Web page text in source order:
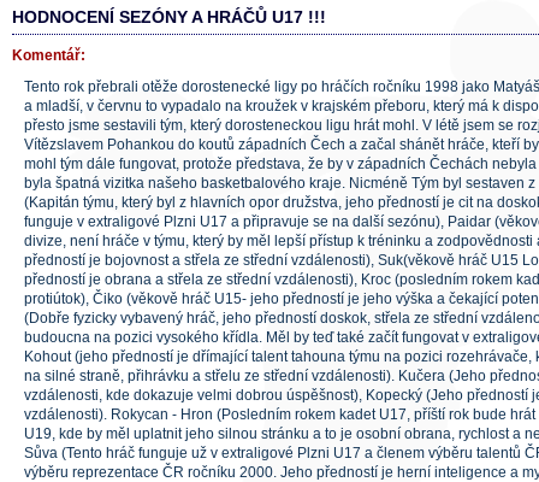
HODNOCENÍ SEZÓNY A HRÁČŮ U17 !!!
Komentář:
Tento rok přebrali otěže dorostenecké ligy po hráčích ročníku 1998 jako
a mladší, v červnu to vypadalo na kroužek v krajském přeboru, který má k
přesto jsme sestavili tým, který dorosteneckou ligu hrát mohl. V létě jsem se
Vítězslavem Pohankou do koutů západních Čech a začal shánět hráče, kteří
mohl tým dále fungovat, protože představa, že by v západních Čechách
byla špatná vizitka našeho basketbalového kraje. Nicméně Tým byl sestaven
(Kapitán týmu, který byl z hlavních opor družstva, jeho předností je cit na
funguje v extraligové Plzni U17 a připravuje se na další sezónu), Paidar
divize, není hráče v týmu, který by měl lepší přístup k tréninku a zodpovědnosti
předností je bojovnost a střela ze střední vzdálenosti), Suk(věkově hráč U15
předností je obrana a střela ze střední vzdálenosti), Kroc (posledním rokem
protiútok), Čiko (věkově hráč U15- jeho předností je jeho výška a čekající
(Dobře fyzicky vybavený hráč, jeho předností doskok, střela ze střední
budoucna na pozici vysokého křídla. Měl by teď také začít fungovat v
Kohout (jeho předností je dřímající talent tahouna týmu na pozici
na silné straně, přihrávku a střelu ze střední vzdálenosti). Kučera (Jeho
vzdálenosti, kde dokazuje velmi dobrou úspěšnost), Kopecký (Jeho předností
vzdálenosti). Rokycan - Hron (Posledním rokem kadet U17, příští rok bude
U19, kde by měl uplatnit jeho silnou stránku a to je osobní obrana, rychlost a
Sůva (Tento hráč funguje už v extraligové Plzni U17 a členem výběru talentů
výběru reprezentace ČR ročníku 2000. Jeho předností je herní inteligence a